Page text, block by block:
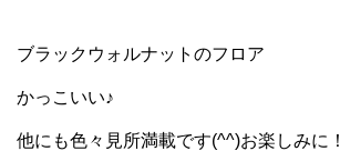
ブラックウォルナットのフロア
かっこいい♪
他にも色々見所満載です(^^)お楽しみに！